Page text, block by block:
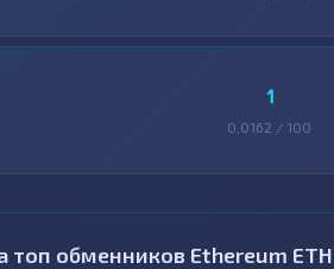
1
0,0162 / 100
топ обменников Ethereum